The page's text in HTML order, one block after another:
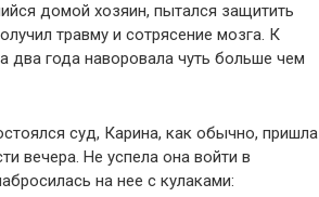
домой хозяин, пытался защитить
травму и сотрясение мозга. К
два года наворовала чуть больше чем
суд, Карина, как обычно, пришла
вечера. Не успела она войти в
на нее с кулаками: